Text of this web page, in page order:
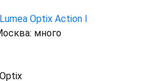
Optix Action I
много